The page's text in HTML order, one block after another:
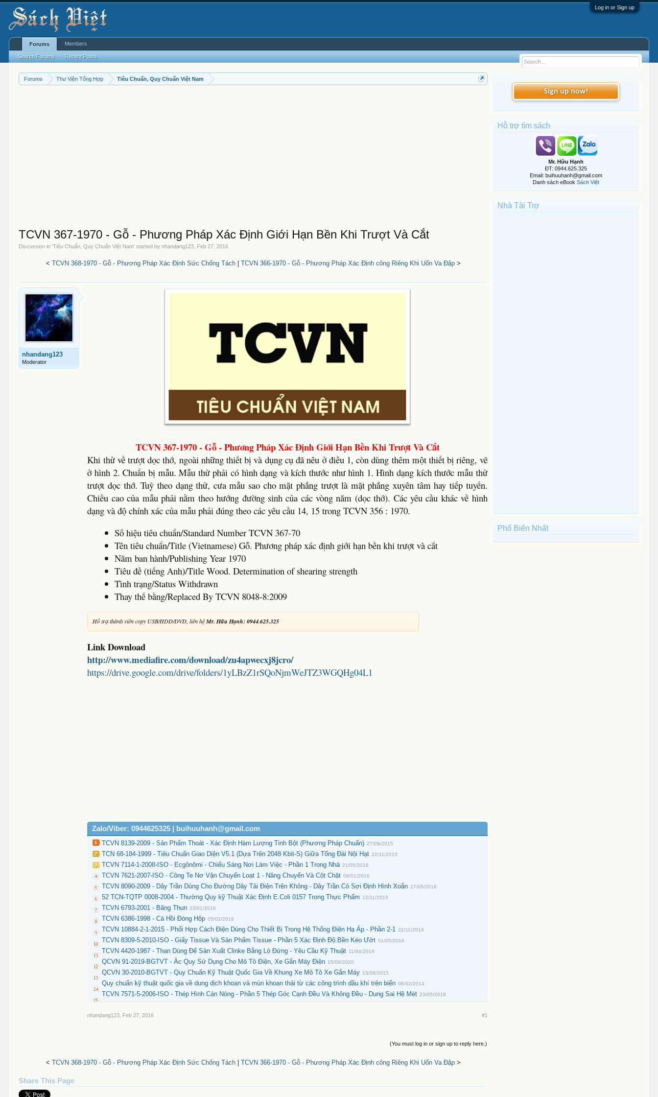
Log in or Sign up
Forums Thư Viện Tổng Hợp Tiêu Chuẩn, Quy Chuẩn Việt Nam
TCVN 367-1970 - Gỗ - Phương Pháp Xác Định Giới Hạn Bền Khi Trượt Và Cắt
Discussion in 'Tiêu Chuẩn, Quy Chuẩn Việt Nam' started bynhandang123 Feb 27, 2016
< TCVN 368-1970 - Gỗ - Phương Pháp Xác Định Sức Chống Tách| TCVN 366-1970 - Gỗ - Phương Pháp Xác Định công Riêng Khi Uốn Va Đập>
nhandang123
Moderator
TCVN 367-1970 - Gỗ - Phương Pháp Xác Định Giới Hạn Bền Khi Trượt Và Cắt
Khi thử về trượt dọc thớ, ngoài những thiết bị và dụng cụ đã nêu ở điều 1, còn dùng thêm một thiết bị riêng, vẽ
ở hình 2. Chuẩn bị mẫu. Mẫu thử phải có hình dạng và kích thước như hình 1. Hình dạng kích thước mẫu thử
trượt dọc thớ. Tuỳ theo dạng thử, cưa mẫu sao cho mặt phẳng trượt là mặt phẳng xuyên tâm hay tiếp tuyến.
Chiều cao của mẫu phải nằm theo hướng đường sinh của các vòng năm (dọc thớ). Các yêu cầu khác về hình
dạng và độ chính xác của mẫu phải đúng theo các yêu cầu 14, 15 trong TCVN 356 : 1970.
Số hiệu tiêu chuẩn/Standard Number TCVN 367-70
Tên tiêu chuẩn/Title (Vietnamese) Gỗ. Phương pháp xác định giới hạn bền khi trượt và cắt
Năm ban hành/Publishing Year 1970
Tiêu đề (tiếng Anh)/Title Wood. Determination of shearing strength
Tình trạng/Status Withdrawn
Thay thế bằng/Replaced By TCVN 8048-8:2009
Hỗ trợ thành viên copy USB/HDD/DVD, liên hệMr. Hữu Hạnh: 0944.625.325
Link Download
http://www.mediafire.com/download/zu4apwecxj8jcro/
https://drive.google.com/drive/folders/1yLBzZ1rSQoNjmWeJTZ3WGQHg04L1
Zalo/Viber: 0944625325 | buihuuhanh@gmail.com
TCVN 8139-2009 - Sản Phẩm Thoát - Xác Định Hàm Lượng Tinh Bột (Phương Pháp Chuẩn) 27/09/2015
TCN 68-184-1999 - Tiêu Chuẩn Giao Diện V5.1 (Dựa Trên 2048 Kbit-S) Giữa Tổng Đài Nội Hạt 22/11/2015
TCVN 7114-1-2008-ISO - Ecgônômi - Chiếu Sáng Nơi Làm Việc - Phần 1 Trong Nhà 21/05/2016
TCVN 7621-2007-ISO - Công Te Nơ Vận Chuyển Loạt 1 - Nâng Chuyển Và Cột Chặt 08/01/2016
TCVN 8090-2009 - Dây Trần Dùng Cho Đường Dây Tải Điện Trên Không - Dây Trần Có Sợi Định Hình Xoắn 27/05/2016
52 TCN-TQTP 0008-2004 - Thường Quy kỹ Thuật Xác Định E.Coli 0157 Trong Thực Phẩm 12/11/2015
TCVN 6793-2001 - Băng Thun 23/01/2016
TCVN 6386-1998 - Cá Hồi Đóng Hộp 05/02/2016
TCVN 10884-2-1-2015 - Phối Hợp Cách Điện Dùng Cho Thiết Bị Trong Hệ Thống Điện Hạ Áp - Phần 2-1 22/11/2016
TCVN 8309-5-2010-ISO - Giấy Tissue Và Sản Phẩm Tissue - Phần 5 Xác Định Độ Bền Kéo Ướt 01/05/2016
TCVN 4420-1987 - Than Dùng Để Sản Xuất Clinke Bằng Lò Đứng - Yêu Cầu Kỹ Thuật 11/04/2016
QCVN 91-2019-BGTVT - Ắc Quy Sử Dụng Cho Mô Tô Điện, Xe Gắn Máy Điện 15/08/2020
QCVN 30-2010-BGTVT - Quy Chuẩn Kỹ Thuật Quốc Gia Về Khung Xe Mô Tô Xe Gắn Máy 13/08/2015
Quy chuẩn kỹ thuật quốc gia về dung dịch khoan và mùn khoan thải từ các công trình dầu khí trên biển 08/02/2014
TCVN 7571-5-2006-ISO - Thép Hình Cán Nóng - Phần 5 Thép Góc Cạnh Đều Và Không Đều - Dung Sai Hệ Mét 23/05/2016
nhandang123 Feb 27, 2016 #1
(You must log in or sign up to reply here.)
< TCVN 368-1970 - Gỗ - Phương Pháp Xác Định Sức Chống Tách| TCVN 366-1970 - Gỗ - Phương Pháp Xác Định công Riêng Khi Uốn Va Đập>
Share This Page
Sign up now!
Hỗ trợ tìm sách
Mr. Hữu Hạnh
ĐT: 0944.625.325
Email: buihuuhanh@gmail.com
Danh sách eBook Sách Việt
Nhà Tài Trợ
Phổ Biến Nhất
Forums
Search Forums Recent Posts
Members